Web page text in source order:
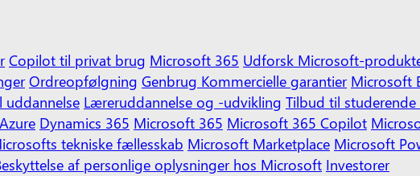
Copilot til privat brug Microsoft 365 Udforsk Microsoft-
Ordreopfølgning Genbrug Kommercielle garantier Microsoft
uddannelse Læreruddannelse og -udvikling Tilbud til
Azure Dynamics 365 Microsoft 365 Microsoft 365 Copilot
tekniske fællesskab Microsoft Marketplace Microsoft
af personlige oplysninger hos Microsoft Investorer